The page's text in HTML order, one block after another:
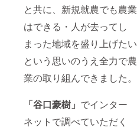
と共に、新規就農でも農業
はできる・人が去ってし
まった地域を盛り上げたい
という思いのうえ全力で農
業の取り組んできました。
「谷口豪樹」 でインター
ネットで調べていただく